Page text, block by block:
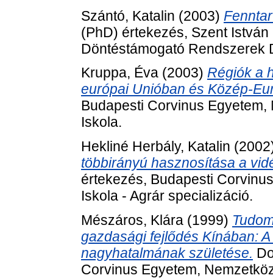
Szántó, Katalin (2003)
(PhD) értekezés, Szent
Döntéstámogató Rendszerek
Kruppa, Éva (2003) Régiók a
európai Unióban és Közép-
Budapesti Corvinus
Iskola.
Hekliné Herbály, Katalin
többirányú hasznosítása a
értekezés, Budapesti
Iskola - Agrár specializáció.
Mészáros, Klára (1999)
gazdasági fejlődés Kínában:
nagyhatalmának születése.
Corvinus Egyetem,